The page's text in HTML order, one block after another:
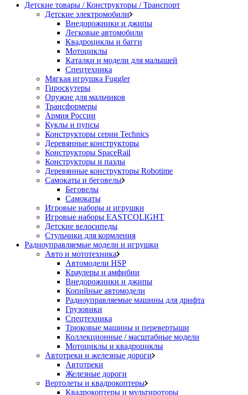
Детские товары / Конструкторы / Транспорт
Детские электромобили
Внедорожники и джипы
Легковые автомобили
Квадроциклы и багги
Мотоциклы
Каталки и модели для малышей
Спецтехника
Мягкая игрушка Fuggler
Гироскутеры
Оружие для мальчиков
Трансформеры
Армия России
Куклы и пупсы
Конструкторы серии Technics
Деревянные конструкторы
Конструкторы SpaceRail
Конструкторы и пазлы
Деревянные конструкторы Robotime
Самокаты и беговелы
Беговелы
Самокаты
Игровые наборы и игрушки
Игровые наборы EASTCOLIGHT
Детские велосипеды
Стульчики для кормления
Радиоуправляемые модели и игрушки
Авто и мототехника
Автомодели HSP
Краулеры и амфибии
Внедорожники и джипы
Копийные автомодели
Радиоуправляемые машины для дрифта
Грузовики
Спецтехника
Трюковые машины и перевертыши
Коллекционные / масштабные модели
Мотоциклы и квадроциклы
Автотреки и железные дороги
Автотреки
Железные дороги
Вертолеты и квадрокоптеры
Квадрокоптеры и мультироторы